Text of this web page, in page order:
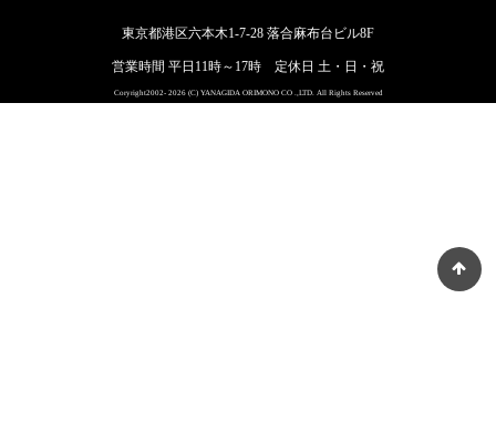
東京都港区六本木1-7-28 落合麻布台ビル8F
営業時間 平日11時～17時 定休日 土・日・祝
Coryright2002- 2026 (C) YANAGIDA ORIMONO CO .,LTD. All Rights Reserved